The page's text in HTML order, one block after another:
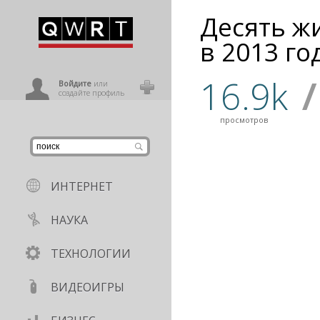
Войдитеили
создайте профиль
ИНТЕРНЕТ
НАУКА
ТЕХНОЛОГИИ
ВИДЕОИГРЫ
Десять
в 2013
16.9k
просмотров /